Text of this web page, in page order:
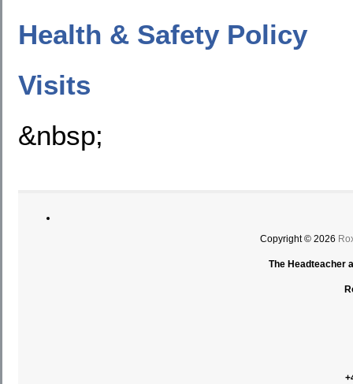
Health & Safety Policy
Visits
&nbsp;
Copyright © 2026
The Headteacher